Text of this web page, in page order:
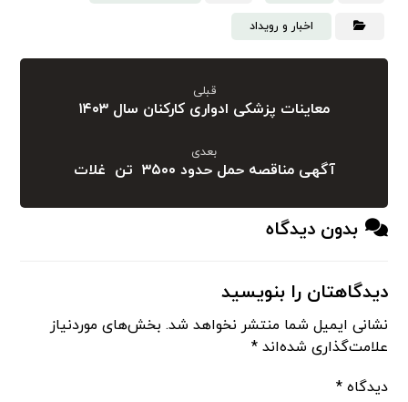
اخبار و رویداد
قبلی
معاینات پزشکی ادواری کارکنان سال ۱۴۰۳
بعدی
آگهی مناقصه حمل حدود ۳۵۰۰ تن غلات
بدون دیدگاه
دیدگاهتان را بنویسید
نشانی ایمیل شما منتشر نخواهد شد. بخش‌های موردنیاز
علامت‌گذاری شده‌اند*
دیدگاه*